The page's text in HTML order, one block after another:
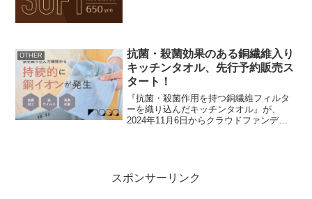
OTHER
抗菌・殺菌効果のある銅繊維入り
キッチンタオル、先行予約販売ス
タート！
『抗菌・殺菌作用を持つ銅繊維フィルタ
ーを織り込んだキッチンタオル』が、
2024年11月6日からクラウドファンディ
スポンサーリンク